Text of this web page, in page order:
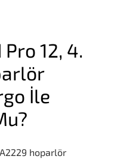
12, 4.
İle
hoparlör